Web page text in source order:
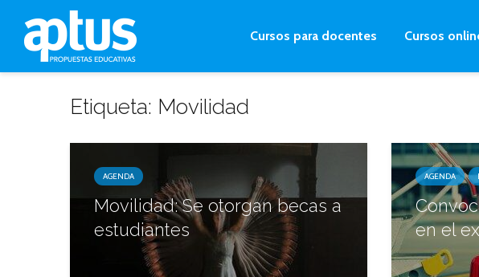
Cursos para docentes Cursos
Etiqueta: Movilidad
AGENDA
Movilidad: Se otorgan becas a
estudiantes
AGENDA
en el